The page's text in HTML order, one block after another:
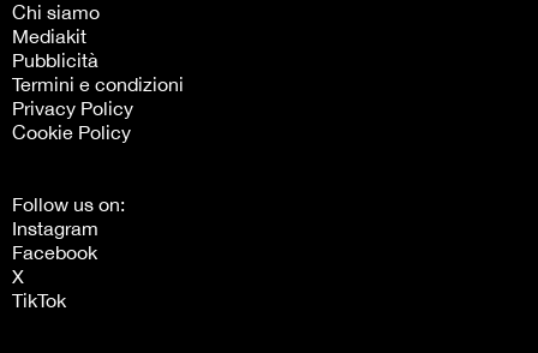
Chi siamo
Mediakit
Pubblicità
Termini e condizioni
Privacy Policy
Cookie Policy
Follow us on:
Instagram
Facebook
X
TikTok